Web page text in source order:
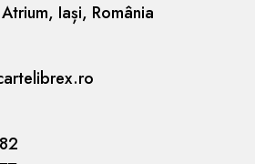
Iași, România